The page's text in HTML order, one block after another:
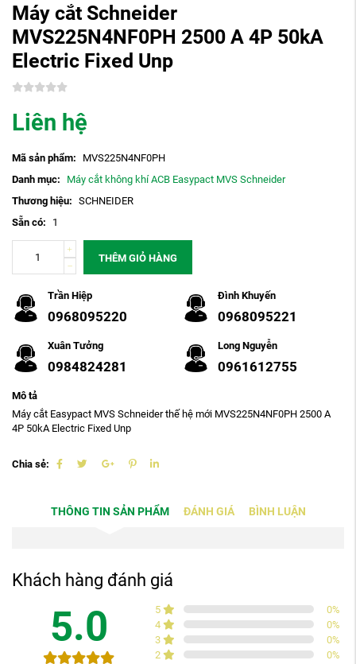
Máy cắt Schneider
MVS225N4NF0PH 2500 A 4P 50kA
Electric Fixed Unp
Liên hệ
Mã sản phẩm:
MVS225N4NF0PH
Danh mục:
Máy cắt không khí ACB Easypact MVS Schneider
Thương hiệu: SCHNEIDER
Sẵn có:
1
THÊM GIỎ HÀNG
Trần Hiệp
0968095220
Đình Khuyến
0968095221
Xuân Tưởng
0984824281
Long Nguyễn
0961612755
Mô tả
Máy cắt Easypact MVS Schneider thế hệ mới MVS225N4NF0PH 2500 A
4P 50kA Electric Fixed Unp
Chia sẻ:
THÔNG TIN SẢN PHẨM ĐÁNH GIÁ BÌNH LUẬN
Khách hàng đánh giá
5.0 5 0%
4
0%
3
0%
2
0%